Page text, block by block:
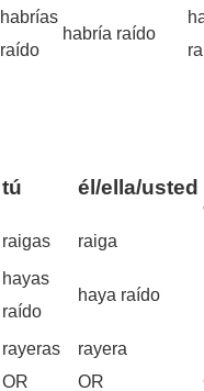
habrías
raído
habría raído
tú él/ella/usted
raigas raiga
hayas
raído
haya raído
rayeras
OR
rayera
OR